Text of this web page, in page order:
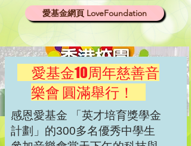
愛基金網頁 LoveFoundation
愛基金10周年慈善音
樂會 圓滿舉行！
感恩愛基金 「英才培育獎學金
計劃」的300多名優秀中學生